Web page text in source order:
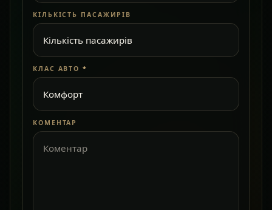
КІЛЬКІСТЬ ПАСАЖИРІВ
КЛАС АВТО *
КОМЕНТАР